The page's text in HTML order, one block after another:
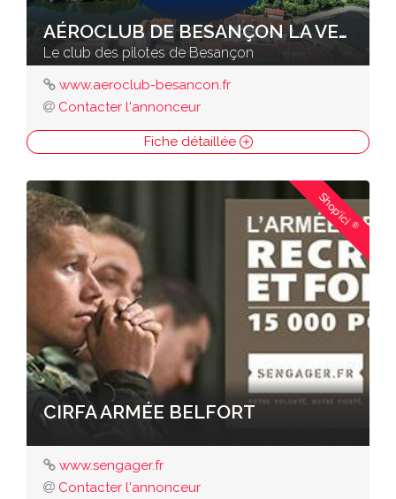
AÉROCLUB DE BESANÇON LA VEZE
Le club des pilotes de Besançon
www.aeroclub-besancon.fr
Contacter l'annonceur
Fiche détaillée
Shop'ici®
CIRFA ARMÉE BELFORT
www.sengager.fr
Contacter l'annonceur